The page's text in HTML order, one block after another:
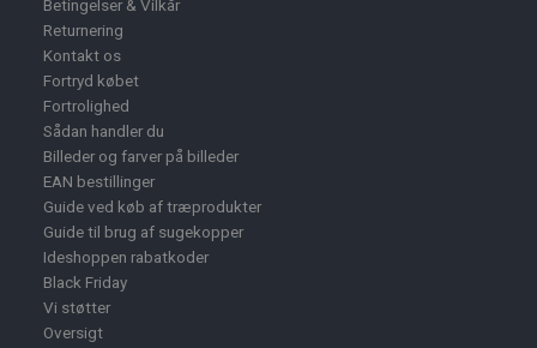
Betingelser & Vilkår
Returnering
Kontakt os
Fortryd købet
Fortrolighed
Sådan handler du
Billeder og farver på billeder
EAN bestillinger
Guide ved køb af træprodukter
Guide til brug af sugekopper
Ideshoppen rabatkoder
Black Friday
Vi støtter
Oversigt